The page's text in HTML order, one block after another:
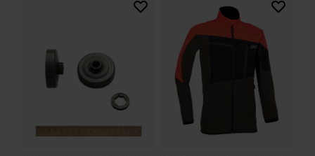
Loop54 Personalization
Gepersonaliseerde homepage
Opgeslagen winkelwagen
Persoonlijke begroeting